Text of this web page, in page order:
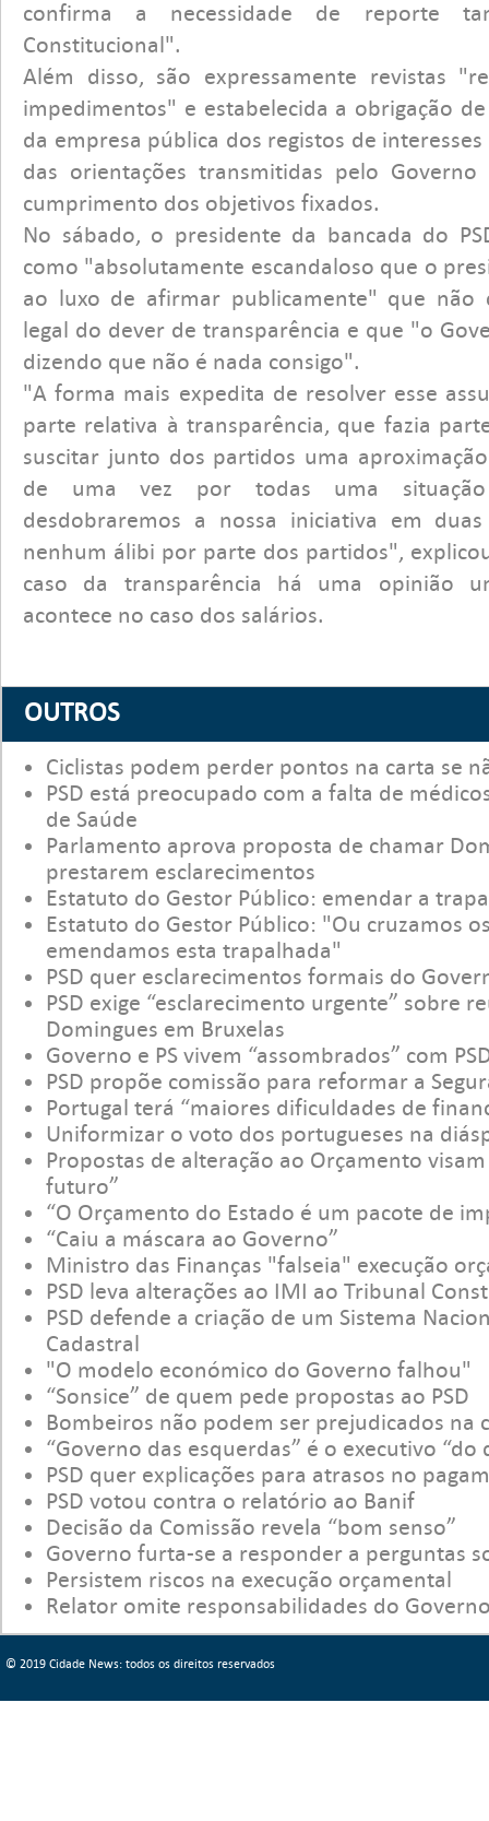
confirma a necessidade de reporte
Constitucional".
Além disso, são expressamente revistas
impedimentos" e estabelecida a obrigação
da empresa pública dos registos de
das orientações transmitidas pelo
cumprimento dos objetivos fixados.
No sábado, o presidente da bancada do
como "absolutamente escandaloso que o
ao luxo de afirmar publicamente" que não
legal do dever de transparência e que "o
dizendo que não é nada consigo".
"A forma mais expedita de resolver esse
parte relativa à transparência, que fazia
suscitar junto dos partidos uma
de uma vez por todas uma situação
desdobraremos a nossa iniciativa em
nenhum álibi por parte dos partidos",
caso da transparência há uma opinião
acontece no caso dos salários.
OUTROS
Ciclistas podem perder pontos na carta se
PSD está preocupado com a falta de
de Saúde
Parlamento aprova proposta de chamar
prestarem esclarecimentos
Estatuto do Gestor Público: emendar a
Estatuto do Gestor Público: "Ou cruzamos
emendamos esta trapalhada"
PSD quer esclarecimentos formais do
PSD exige “esclarecimento urgente” sobre
Domingues em Bruxelas
Governo e PS vivem “assombrados” com
PSD propõe comissão para reformar a
Portugal terá “maiores dificuldades de
Uniformizar o voto dos portugueses na
Propostas de alteração ao Orçamento
futuro”
“O Orçamento do Estado é um pacote de
“Caiu a máscara ao Governo”
Ministro das Finanças "falseia" execução
PSD leva alterações ao IMI ao Tribunal
PSD defende a criação de um Sistema
Cadastral
"O modelo económico do Governo falhou"
“Sonsice” de quem pede propostas ao PSD
Bombeiros não podem ser prejudicados na
“Governo das esquerdas” é o executivo “do
PSD quer explicações para atrasos no
PSD votou contra o relatório ao Banif
Decisão da Comissão revela “bom senso”
Governo furta-se a responder a perguntas
Persistem riscos na execução orçamental
Relator omite responsabilidades do
© 2019 Cidade News: todos os direitos reservados